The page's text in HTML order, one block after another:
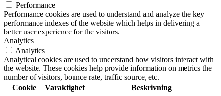
Performance
Performance cookies are used to understand and analyze the key
performance indexes of the website which helps in delivering a
better user experience for the visitors.
Analytics
Analytics
Analytical cookies are used to understand how visitors interact with
the website. These cookies help provide information on metrics the
number of visitors, bounce rate, traffic source, etc.
Cookie
Varaktighet Beskrivning